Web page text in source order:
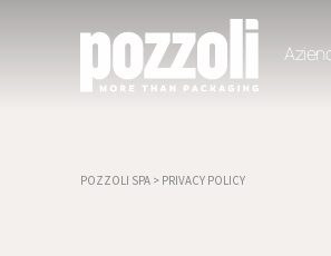
POZZOLI SPA > PRIVACY POLICY